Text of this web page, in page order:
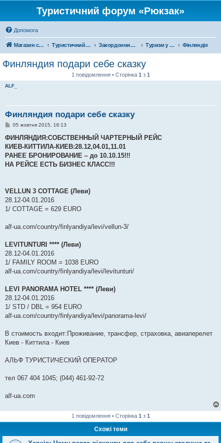
Туристичний форум «Рюкзак»
Допомога
Магазин спорядження Туристичний форум «Рюкзак» Закордонний туризм Туризм у Європі Фінляндія
Финляндия подари себе сказку
1 повідомлення • Сторінка 1 з 1
ALF_
Финляндия подари себе сказку
П
в
д
о
л
я
05 жовтня 2015, 18:13
ФИНЛЯНДИЯ:СОБСТВЕННЫЙ ЧАРТЕРНЫЙ РЕЙС
КИЕВ-КИТТИЛА-КИЕВ:28.12,04.01,11.01
РАНЕЕ БРОНИРОВАНИЕ – до 10.10.15!!!
НА РЕЙСЕ ЕСТЬ БИЗНЕС КЛАСС!!!
VELLUN 3 COTTAGE (Леви)
28.12-04.01.2016
1/ COTTAGE = 629 EURO
alf-ua.com/country/finlyandiya/levi/vellun-3/
LEVITUNTURI **** (Леви)
28.12-04.01.2016
1/ FAMILY ROOM = 1038 EURO
alf-ua.com/country/finlyandiya/levi/levitunturi/
LEVI PANORAMA HOTEL **** (Леви)
28.12-04.01.2016
1/ STD / DBL = 954 EURO
alf-ua.com/country/finlyandiya/levi/panorama-levi/
В стоимость входит:Проживание, трансфер, страховка, авиаперелет
Киев - Киттила - Киев
АЛЬФ ТУРИСТИЧЕСКИЙ ОПЕРАТОР
тел 067 404 1045; (044) 461-92-72
alf-ua.com
1 повідомлення • Сторінка 1 з 1
Схожі теми